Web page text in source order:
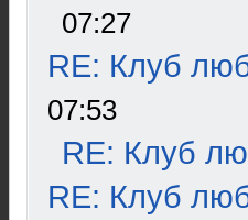
07:27
RE: Клуб
07:53
RE: Клуб
RE: Клуб